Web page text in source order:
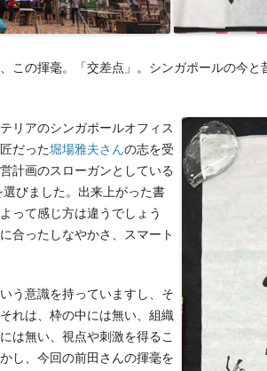
この揮毫。「交差点」。シンガポールの今と
リアのシンガポールオフィス
だった堀場雅夫さんの志を受
計画のスローガンとしている
選びました。出来上がった書
って感じ方は違うでしょう
合ったしなやかさ、スマート
う意識を持っていますし、そ
れは、枠の中には無い、組織
は無い、視点や刺激を得るこ
し、今回の前田さんの揮毫を